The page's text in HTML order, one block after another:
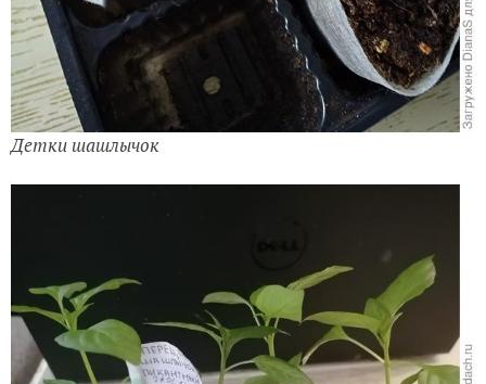
Детки шашлычок